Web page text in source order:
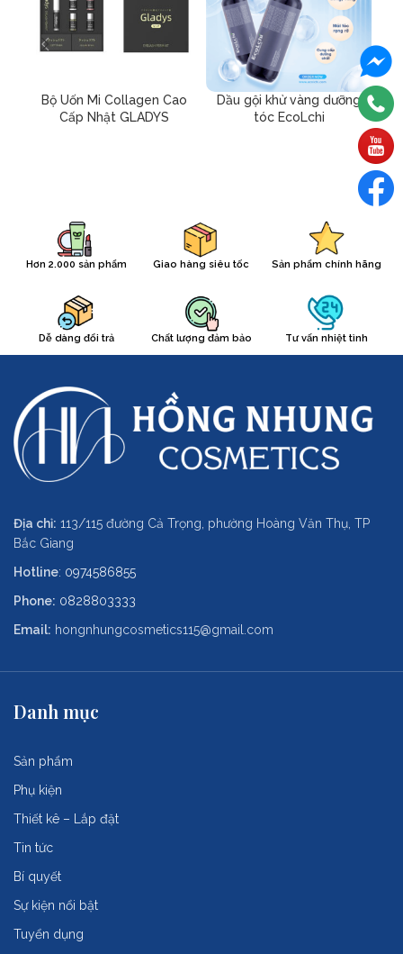
Bộ Uốn Mi Collagen Cao
Cấp Nhật GLADYS
Dầu gội khử vàng dưỡng
tóc EcoLchi
Hơn 2.000 sản phẩm Giao hàng siêu tốc Sản phẩm chính hãng
Dễ dàng đổi trả Chất lượng đảm bảo Tư vấn nhiệt tình
Địa chỉ: 113/115 đường Cả Trọng, phường Hoàng Văn Thụ, TP
Bắc Giang
Hotline: 0974586855
Phone: 0828803333
Email: hongnhungcosmetics115@gmail.com
Danh mục
Sản phẩm
Phụ kiện
Thiết kê – Lắp đặt
Tin tức
Bí quyết
Sự kiện nổi bật
Tuyển dụng